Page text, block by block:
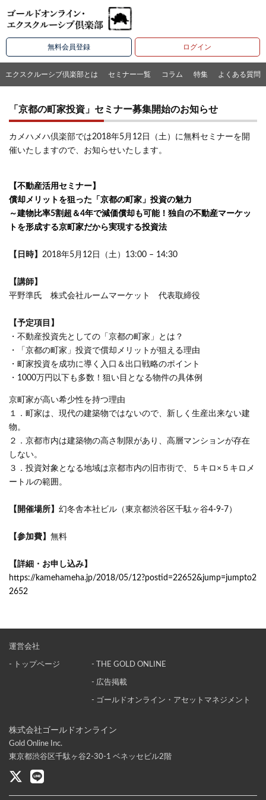
無料会員登録 ログイン
エクスクルーシブ倶楽部とは セミナー一覧 コラム 特集 よくある質問
「京都の町家投資」セミナー募集開始のお知らせ
カメハメハ倶楽部では2018年5月12日（土）に無料セミナーを開
催いたしますので、お知らせいたします。
【不動産活用セミナー】
償却メリットを狙った「京都の町家」投資の魅力
～建物比率5割超＆4年で減価償却も可能！独自の不動産マーケッ
トを形成する京町家だから実現する投資法
【日時】 2018年5月12日（土）13:00 – 14:30
【講師】
平野準氏 株式会社ルームマーケット 代表取締役
【予定項目】
・不動産投資先としての「京都の町家」とは？
・「京都の町家」投資で償却メリットが狙える理由
・町家投資を成功に導く入口＆出口戦略のポイント
・1000万円以下も多数！狙い目となる物件の具体例
京町家が高い希少性を持つ理由
１．町家は、現代の建築物ではないので、新しく生産出来ない建
物。
２．京都市内は建築物の高さ制限があり、高層マンションが存在
しない。
３．投資対象となる地域は京都市内の旧市街で、５キロ×５キロメ
ートルの範囲。
【開催場所】 幻冬舎本社ビル（東京都渋谷区千駄ヶ谷4-9-7）
【参加費】 無料
【詳細・お申し込み】
https://kamehameha.jp/2018/05/12?postid=22652&jump=jumpto2
2652
株式会社ゴールドオンライン
Gold Online Inc.
東京都渋谷区千駄ヶ谷2-30-1 ベネッセビル2階
運営会社
- トップページ - THE GOLD ONLINE
- 広告掲載
- ゴールドオンライン・アセットマネジメント